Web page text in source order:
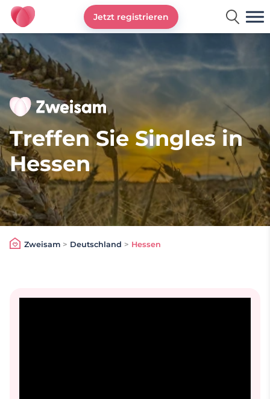
Zweisam
Jetzt registrieren
Treffen Sie Singles in
Hessen
Zweisam> Deutschland > Hessen